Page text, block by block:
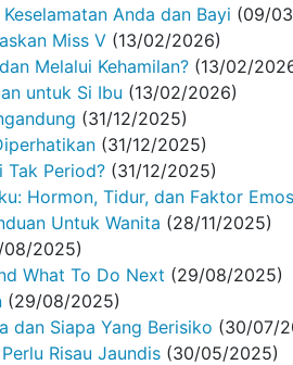
Anda dan Bayi (09/
Miss V (13/02/2026)
Melalui Kehamilan? (13/02/
untuk Si Ibu (13/02/2026)
(31/12/2025)
(31/12/2025)
Tak Period? (31/12/2025)
Hormon, Tidur, dan Faktor
Untuk Wanita (28/11/2025)
2025)
What To Do Next (29/08/2025)
(29/08/2025)
dan Siapa Yang Berisiko (30/07/
Risau Jaundis (30/05/2025)